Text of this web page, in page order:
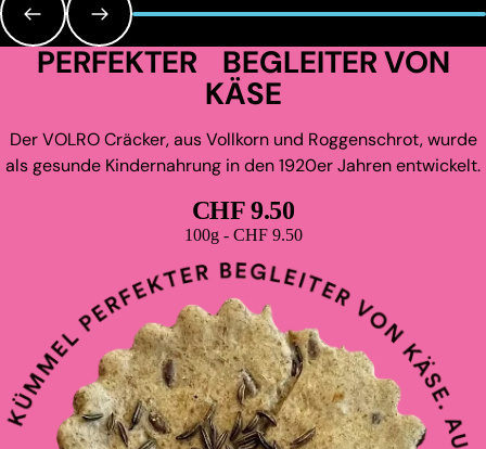
PERFEKTER BEGLEITER VON
KÄSE
Der VOLRO Cräcker, aus Vollkorn und Roggenschrot, wurde
als gesunde Kindernahrung in den 1920er Jahren entwickelt.
CHF 9.50
Grundpreis
100g - CHF 9.50